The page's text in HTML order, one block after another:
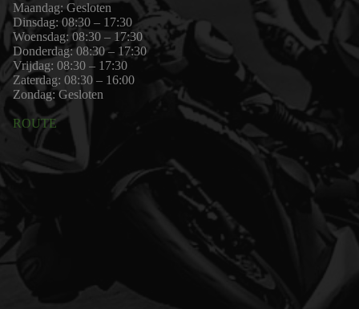
Maandag: Gesloten
Dinsdag: 08:30 – 17:30
Woensdag: 08:30 – 17:30
Donderdag: 08:30 – 17:30
Vrijdag: 08:30 – 17:30
Zaterdag: 08:30 – 16:00
Zondag: Gesloten
ROUTE